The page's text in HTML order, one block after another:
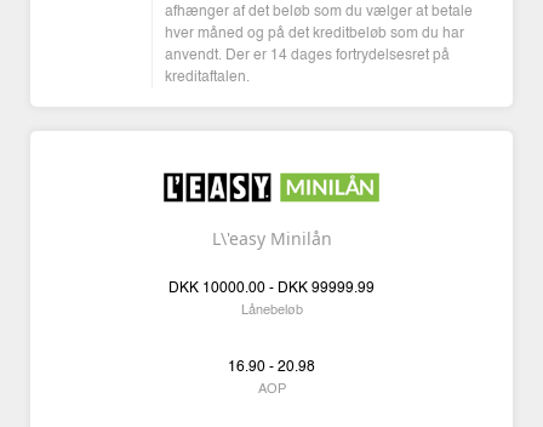
afhænger af det beløb som du vælger at betale
hver måned og på det kreditbeløb som du har
anvendt. Der er 14 dages fortrydelsesret på
kreditaftalen.
L\'easy Minilån
DKK 10000.00 - DKK 99999.99
Lånebeløb
16.90 - 20.98
AOP